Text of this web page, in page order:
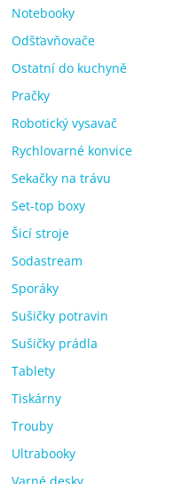
Notebooky
Odšťavňovače
Ostatní do kuchyně
Pračky
Robotický vysavač
Rychlovarné konvice
Sekačky na trávu
Set-top boxy
Šicí stroje
Sodastream
Sporáky
Sušičky potravin
Sušičky prádla
Tablety
Tiskárny
Trouby
Ultrabooky